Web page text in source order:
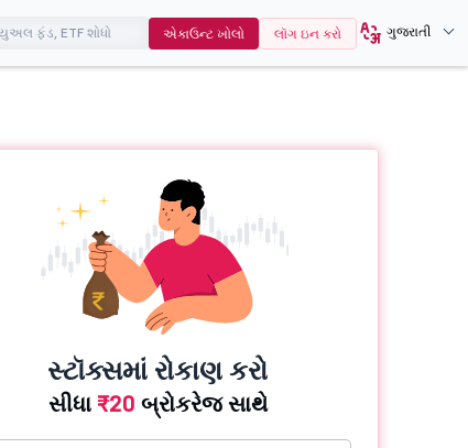
એકાઉન્ટ ખોલો લૉગ ઇન કરો ગુજરાતી
સ્ટૉક્સમાં રોકાણ કરો
સીધા ₹20 બ્રોકરેજ સાથે